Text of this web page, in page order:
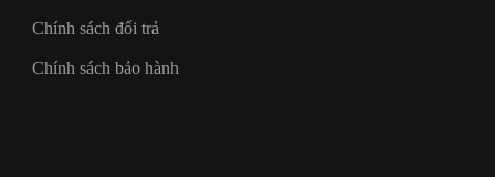
Chính sách đổi trả
Chính sách bảo hành